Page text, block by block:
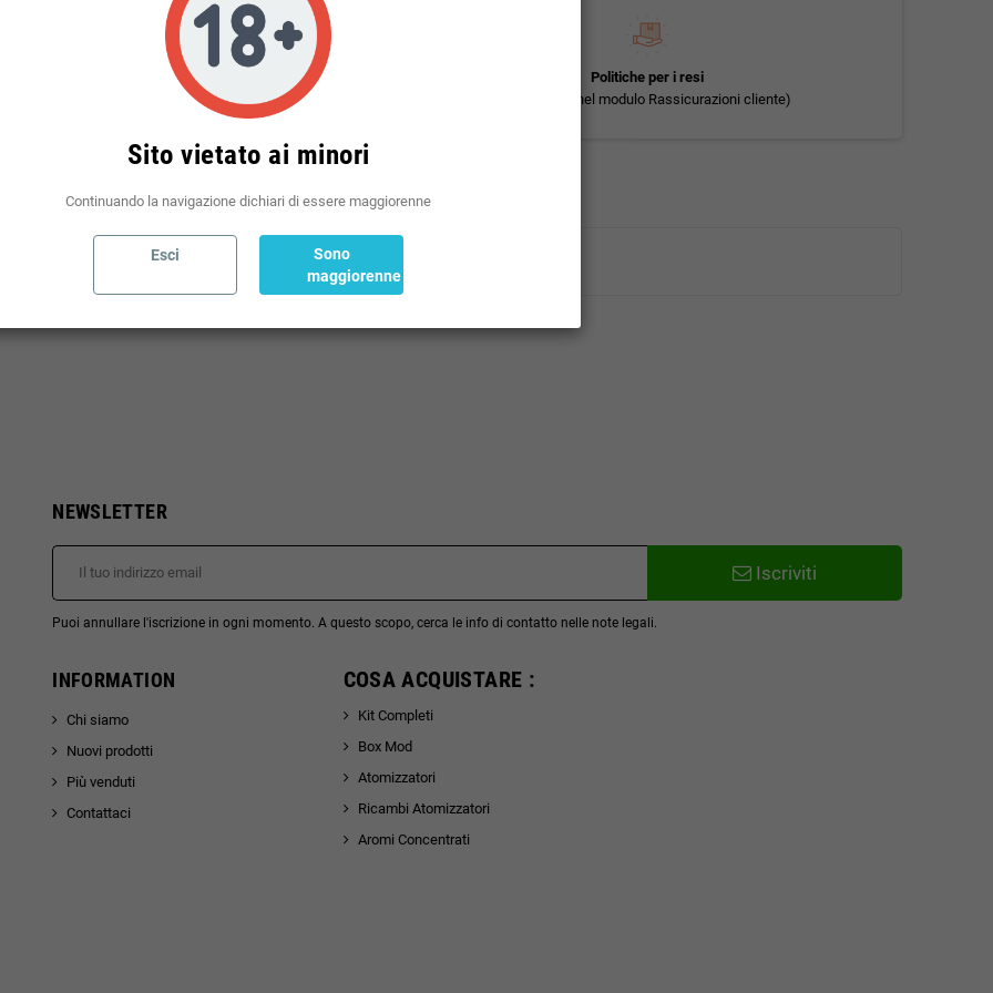
Politiche per le spedizioni
(modificale nel modulo Rassicurazioni cliente)
Politiche per i resi
(modificale nel modulo Rassicurazioni cliente)
NEWSLETTER
Iscriviti
Puoi annullare l'iscrizione in ogni momento. A questo scopo, cerca le info di contatto nelle note legali.
INFORMATION
Chi siamo
Nuovi prodotti
Più venduti
Contattaci
COSA ACQUISTARE :
Kit Completi
Box Mod
Atomizzatori
Ricambi Atomizzatori
Aromi Concentrati
Sito vietato ai minori
Continuando la navigazione dichiari di essere maggiorenne
Esci
Sono
maggiorenne